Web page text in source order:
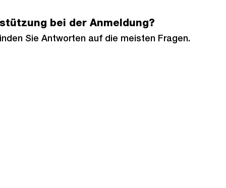
bei der Anmeldung?
Sie Antworten auf die meisten Fragen.